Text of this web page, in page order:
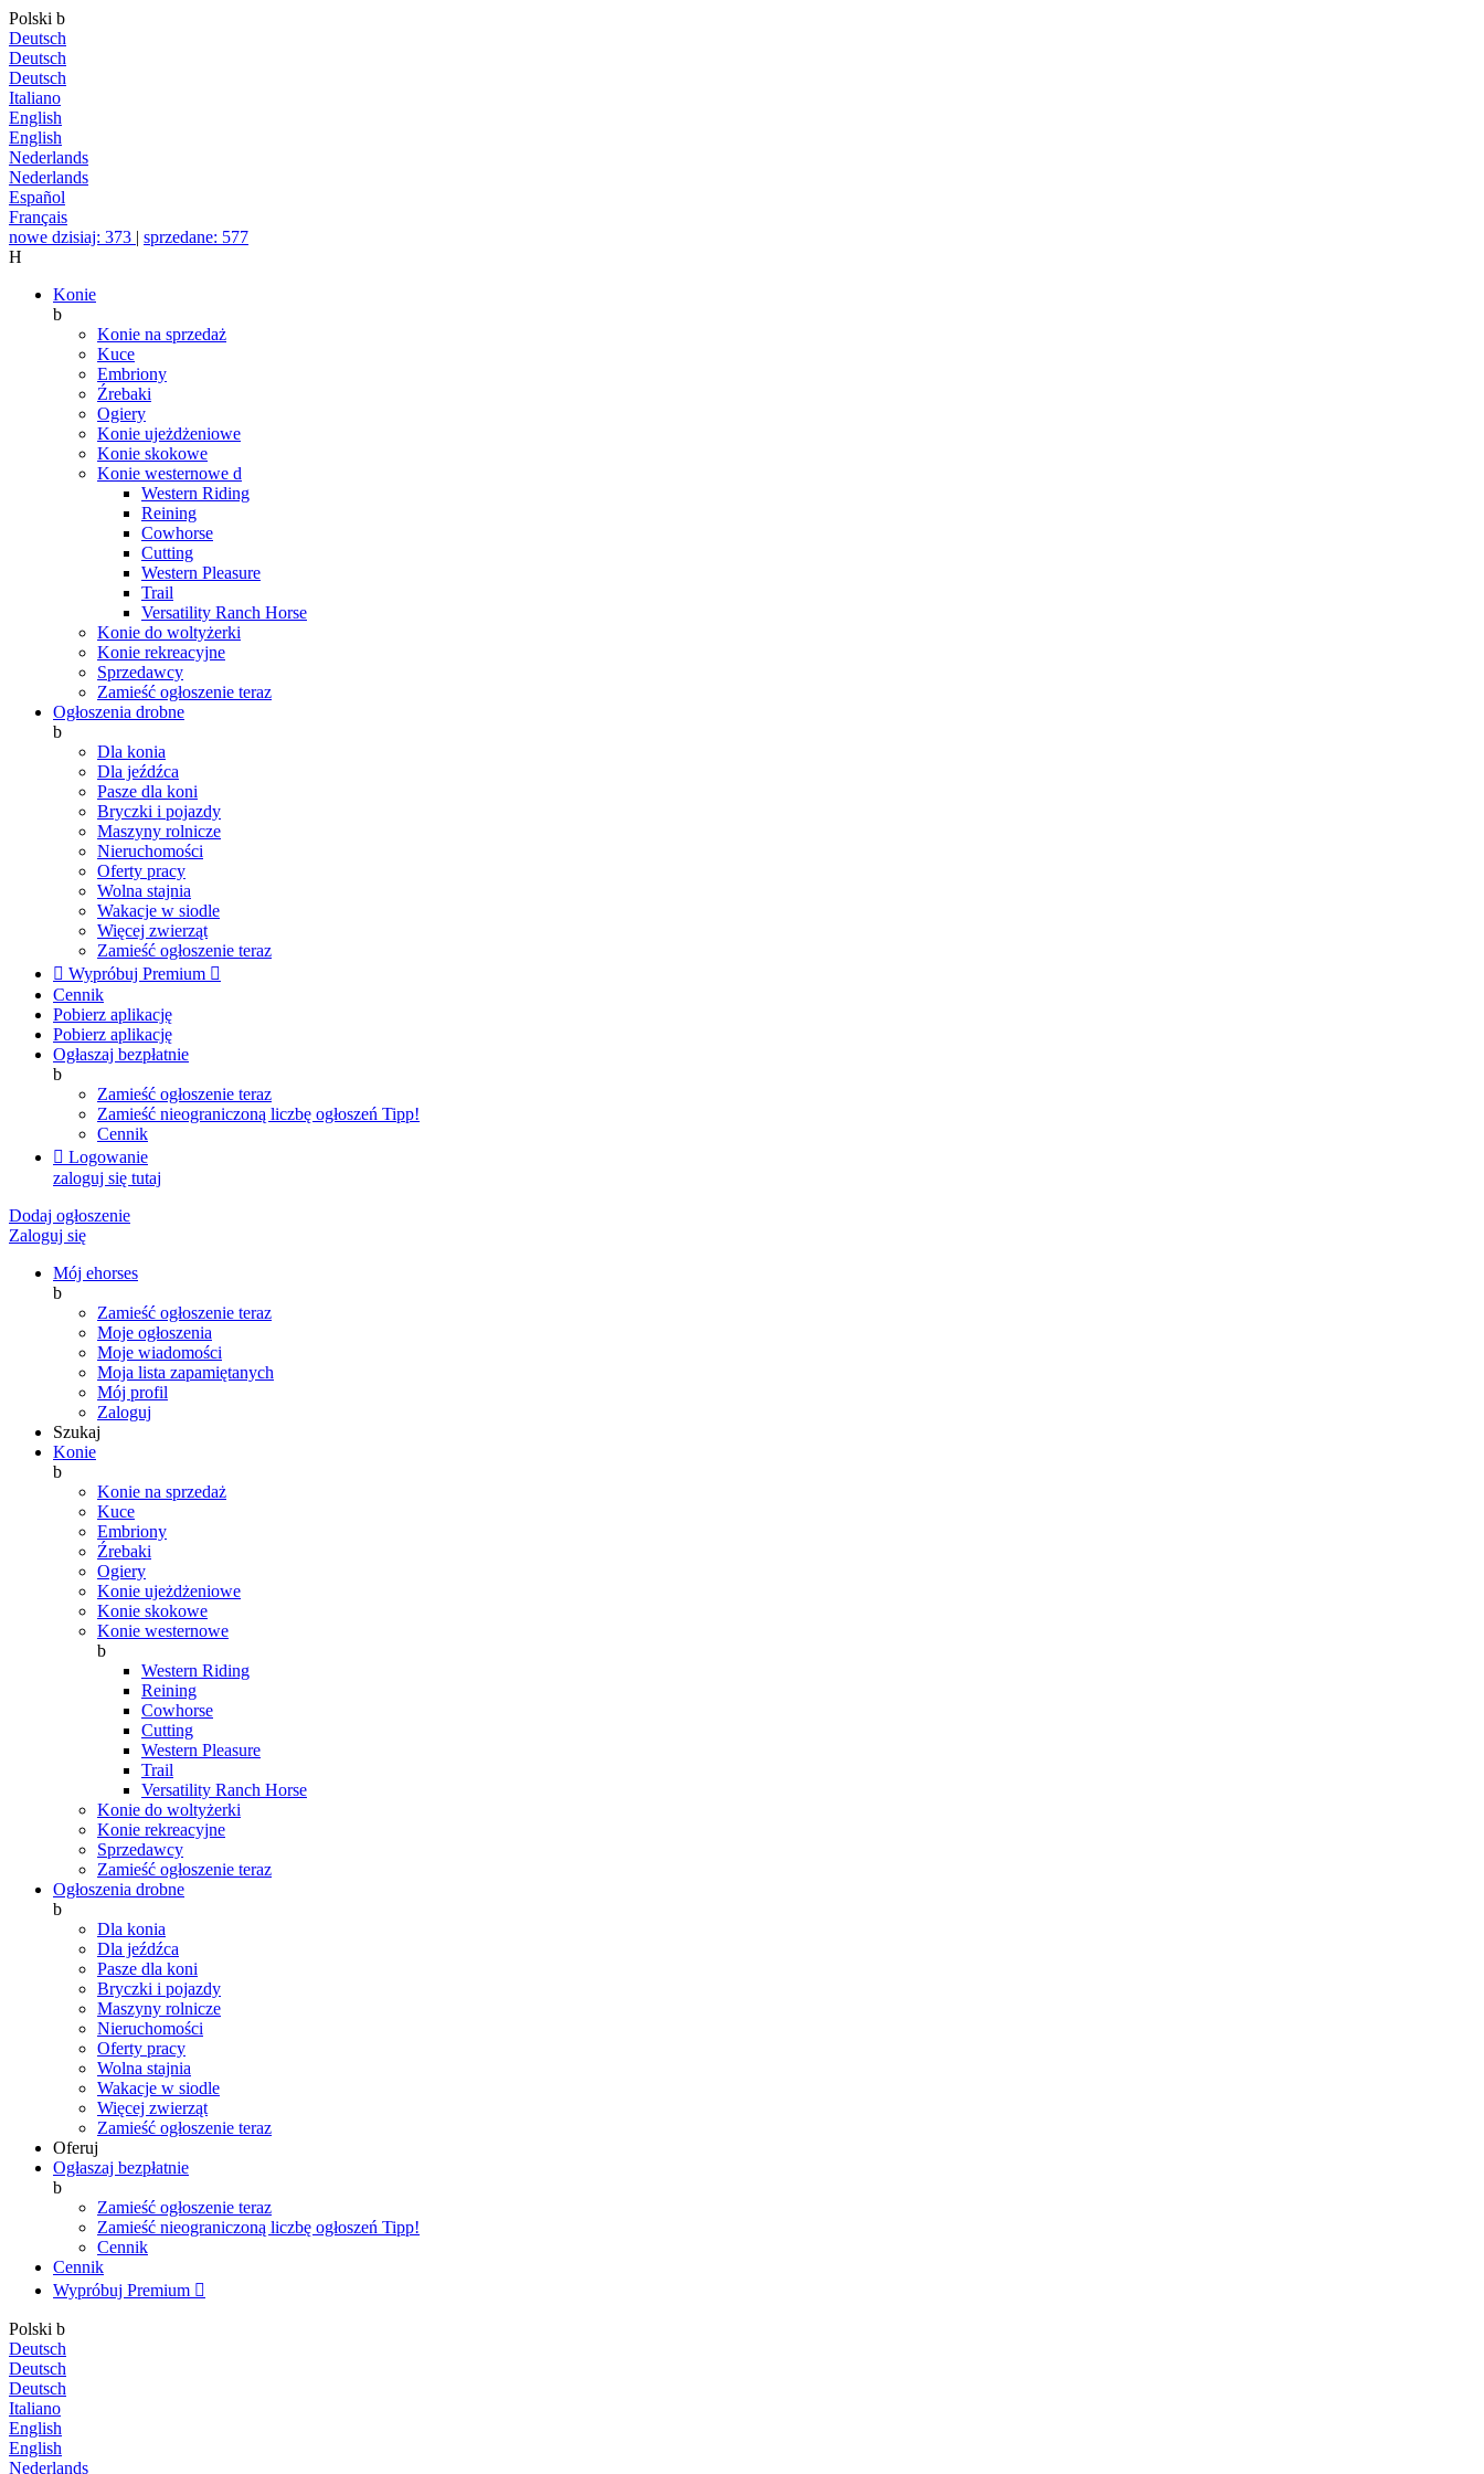
Polski b
Deutsch
Deutsch
Deutsch
Italiano
English
English
Nederlands
Nederlands
Español
Français
nowe dzisiaj: 373 | sprzedane: 577
H
Konie
b
Konie na sprzedaż
Kuce
Embriony
Źrebaki
Ogiery
Konie ujeżdżeniowe
Konie skokowe
Konie westernowe d
Western Riding
Reining
Cowhorse
Cutting
Western Pleasure
Trail
Versatility Ranch Horse
Konie do woltyżerki
Konie rekreacyjne
Sprzedawcy
Zamieść ogłoszenie teraz
Ogłoszenia drobne
b
Dla konia
Dla jeźdźca
Pasze dla koni
Bryczki i pojazdy
Maszyny rolnicze
Nieruchomości
Oferty pracy
Wolna stajnia
Wakacje w siodle
Więcej zwierząt
Zamieść ogłoszenie teraz
 Wypróbuj Premium 
Cennik
Pobierz aplikację
Pobierz aplikację
Ogłaszaj bezpłatnie
b
Zamieść ogłoszenie teraz
Zamieść nieograniczoną liczbę ogłoszeń Tipp!
Cennik
 Logowanie
zaloguj się tutaj
Dodaj ogłoszenie
Zaloguj się
Mój ehorses
b
Zamieść ogłoszenie teraz
Moje ogłoszenia
Moje wiadomości
Moja lista zapamiętanych
Mój profil
Zaloguj
Szukaj
Konie
b
Konie na sprzedaż
Kuce
Embriony
Źrebaki
Ogiery
Konie ujeżdżeniowe
Konie skokowe
Konie westernowe
b
Western Riding
Reining
Cowhorse
Cutting
Western Pleasure
Trail
Versatility Ranch Horse
Konie do woltyżerki
Konie rekreacyjne
Sprzedawcy
Zamieść ogłoszenie teraz
Ogłoszenia drobne
b
Dla konia
Dla jeźdźca
Pasze dla koni
Bryczki i pojazdy
Maszyny rolnicze
Nieruchomości
Oferty pracy
Wolna stajnia
Wakacje w siodle
Więcej zwierząt
Zamieść ogłoszenie teraz
Oferuj
Ogłaszaj bezpłatnie
b
Zamieść ogłoszenie teraz
Zamieść nieograniczoną liczbę ogłoszeń Tipp!
Cennik
Cennik
Wypróbuj Premium 
Polski b
Deutsch
Deutsch
Deutsch
Italiano
English
English
Nederlands